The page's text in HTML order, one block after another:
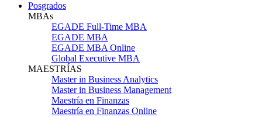
Posgrados
MBAs
EGADE Full-Time MBA
EGADE MBA
EGADE MBA Online
Global Executive MBA
MAESTRÍAS
Master in Business Analytics
Master in Business Management
Maestría en Finanzas
Maestría en Finanzas Online